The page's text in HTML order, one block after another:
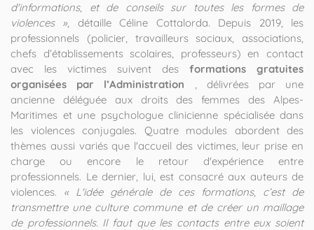
d'informations, et de conseils sur toutes les formes de
violences », détaille Céline Cottalorda. Depuis 2019, les
professionnels (policier, travailleurs sociaux, associations,
chefs d’établissements scolaires, professeurs) en contact
avec les victimes suivent des formations gratuites
organisées par l’Administration , délivrées par une
ancienne déléguée aux droits des femmes des Alpes-
Maritimes et une psychologue clinicienne spécialisée dans
les violences conjugales. Quatre modules abordent des
thèmes aussi variés que l'accueil des victimes, leur prise en
charge ou encore le retour d'expérience entre
professionnels. Le dernier, lui, est consacré aux auteurs de
violences. « L'idée générale de ces formations, c’est de
transmettre une culture commune et de créer un maillage
de professionnels. Il faut que les contacts entre eux soient